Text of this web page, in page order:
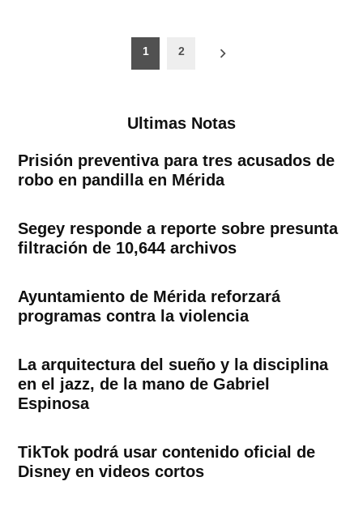
1 2
Ultimas Notas
Prisión preventiva para tres acusados de
robo en pandilla en Mérida
Segey responde a reporte sobre presunta
filtración de 10,644 archivos
Ayuntamiento de Mérida reforzará
programas contra la violencia
La arquitectura del sueño y la disciplina
en el jazz, de la mano de Gabriel
Espinosa
TikTok podrá usar contenido oficial de
Disney en videos cortos